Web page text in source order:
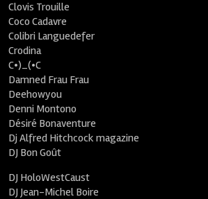
Clovis Trouille
Coco Cadavre
Colibri Languedefer
Crodina
C•)_(•C
Damned Frau Frau
Deehowyou
Denni Montono
Désiré Bonaventure
Dj Alfred Hitchcock magazine
DJ Bon Goût
DJ HoloWestCaust
DJ Jean-Michel Boire